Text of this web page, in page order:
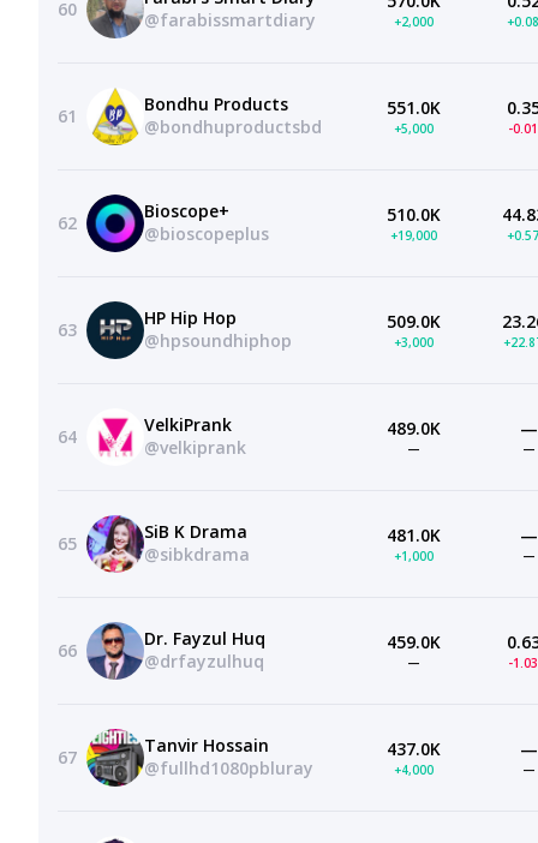
60
@farabissmartdiary
+2,000
61
Bondhu Products
@bondhuproductsbd
551.0K
+5,000 -
62
Bioscope+
@bioscopeplus
510.0K
+19,000
63
HP Hip Hop
@hpsoundhiphop
509.0K
+3,000
64
VelkiPrank
@velkiprank
489.0K
—
—
—
65
SiB K Drama
@sibkdrama
481.0K
+1,000
—
—
66
Dr. Fayzul Huq
@drfayzulhuq
459.0K
— -
67
Tanvir Hossain
@fullhd1080pbluray
437.0K
+4,000
—
—